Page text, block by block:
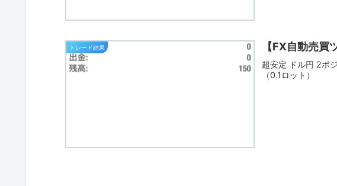
トレード結果 【FX自動売
超安定 ドル円 2ポ
（0.1ロット）